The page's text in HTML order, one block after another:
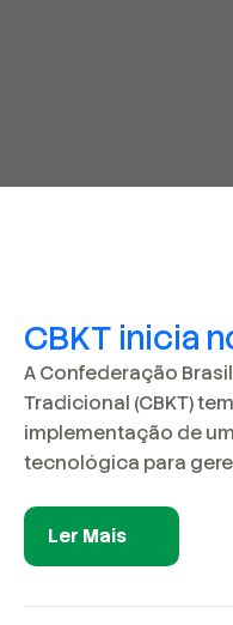
CBKT inicia
A Confederação
Tradicional (CBKT)
implementação de
tecnológica para
Ler Mais